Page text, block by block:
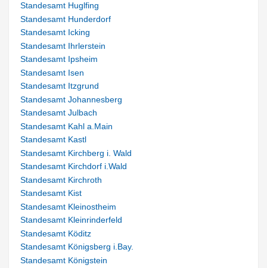
Standesamt Huglfing
Standesamt Hunderdorf
Standesamt Icking
Standesamt Ihrlerstein
Standesamt Ipsheim
Standesamt Isen
Standesamt Itzgrund
Standesamt Johannesberg
Standesamt Julbach
Standesamt Kahl a.Main
Standesamt Kastl
Standesamt Kirchberg i. Wald
Standesamt Kirchdorf i.Wald
Standesamt Kirchroth
Standesamt Kist
Standesamt Kleinostheim
Standesamt Kleinrinderfeld
Standesamt Köditz
Standesamt Königsberg i.Bay.
Standesamt Königstein